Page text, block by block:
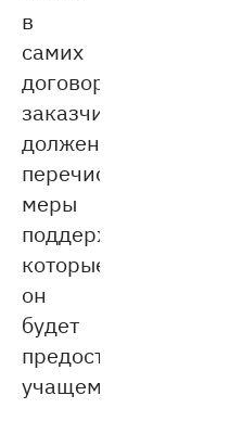
в
самих
договорах
заказчик
должен
перечислить
меры
поддержки,
которые
он
будет
предоставлять
учащемуся.